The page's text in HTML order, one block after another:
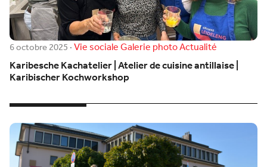
6 octobre 2025·Vie socialeGalerie photoActualité
Karibesche Kachatelier | Atelier de cuisine antillaise |
Karibischer Kochworkshop